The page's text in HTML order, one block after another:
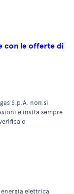
con le offerte di
S.p.A. non si
e invita sempre
o
elettrica